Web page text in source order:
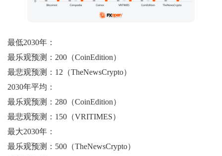
最低2030年：
最乐观预测：200（CoinEdition）
最悲观预测：12（TheNewsCrypto）
2030年平均：
最乐观预测：280（CoinEdition）
最悲观预测：150（VRITIMES）
最大2030年：
最乐观预测：500（TheNewsCrypto）